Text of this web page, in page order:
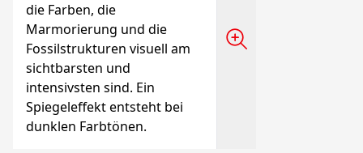
die Farben, die
Marmorierung und die
Fossilstrukturen visuell am
sichtbarsten und
intensivsten sind. Ein
Spiegeleffekt entsteht bei
dunklen Farbtönen.